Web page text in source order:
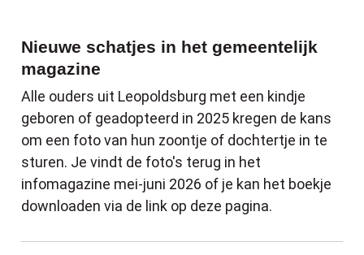
Nieuwe schatjes in het gemeentelijk
magazine
Alle ouders uit Leopoldsburg met een kindje
geboren of geadopteerd in 2025 kregen de kans
om een foto van hun zoontje of dochtertje in te
sturen. Je vindt de foto's terug in het
infomagazine mei-juni 2026 of je kan het boekje
downloaden via de link op deze pagina.